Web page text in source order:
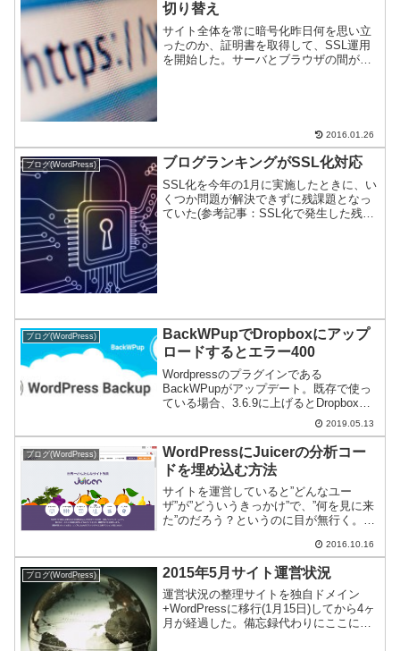
切り替え
サイト全体を常に暗号化昨日何を思い立
ったのか、証明書を取得して、SSL運用
を開始した。サーバとブラウザの間が暗
2016.01.26
ブログ(WordPress) ブログランキングがSSL化対応
SSL化を今年の1月に実施したときに、い
くつか問題が解決できずに残課題となっ
ていた(参考記事：SSL化で発生した残課
ブログ(WordPress)
BackWPupでDropboxにアップ
ロードするとエラー400
Wordpressのプラグインである
BackWPupがアップデート。既存で使っ
ている場合、3.6.9に上げるとDropboxへ
のアップロードでエラー(400)が起きる。
2019.05.13
ブログ(WordPress)
WordPressにJuicerの分析コー
ドを埋め込む方法
サイトを運営していると”どんなユー
ザ”が”どういうきっかけ”で、”何を見に来
た”のだろう？というのに目が無行く。と
価しているのかが数字として残るので興
味深い。この手のツールでもっとも有名
なのがGoogle...
2016.10.16
ブログ(WordPress) 2015年5月サイト運営状況
運営状況の整理サイトを独自ドメイン
+WordPressに移行(1月15日)してから4ヶ
月が経過した。備忘録代わりにここに状